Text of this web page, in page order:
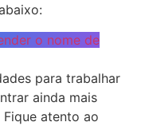
o nome de
para trabalhar
ainda mais
atento ao